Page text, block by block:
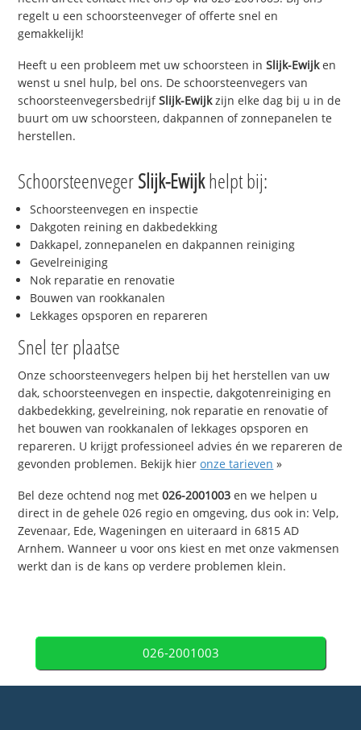
regelt u een schoorsteenveger of offerte snel en
gemakkelijk!
Heeft u een probleem met uw schoorsteen inSlijk-Ewijken
wenst u snel hulp, bel ons. De schoorsteenvegers van
schoorsteenvegersbedrijfSlijk-Ewijkzijn elke dag bij u in de
buurt om uw schoorsteen, dakpannen of zonnepanelen te
herstellen.
SchoorsteenvegerSlijk-Ewijkhelpt bij:
Schoorsteenvegen en inspectie
Dakgoten reining en dakbedekking
Dakkapel, zonnepanelen en dakpannen reiniging
Gevelreiniging
Nok reparatie en renovatie
Bouwen van rookkanalen
Lekkages opsporen en repareren
Snel ter plaatse
Onze schoorsteenvegers helpen bij het herstellen van uw
dak, schoorsteenvegen en inspectie, dakgotenreiniging en
dakbedekking, gevelreining, nok reparatie en renovatie of
het bouwen van rookkanalen of lekkages opsporen en
repareren. U krijgt professioneel advies én we repareren de
gevonden problemen. Bekijk hieronze tarieven »
Bel deze ochtend nog met026-2001003 en we helpen u
direct in de gehele 026 regio en omgeving, dus ook in: Velp,
Zevenaar, Ede, Wageningen en uiteraard in 6815 AD
Arnhem. Wanneer u voor ons kiest en met onze vakmensen
werkt dan is de kans op verdere problemen klein.
026-2001003